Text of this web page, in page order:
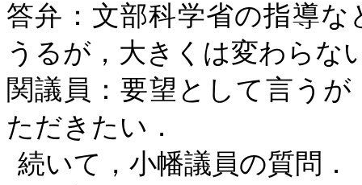
答弁：文部科学省の指導
うるが，大きくは変わらな
関議員：要望として言う
ただきたい．
続いて，小幡議員の質問．